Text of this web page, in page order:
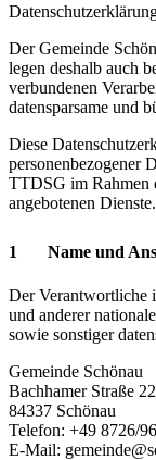
Der Gemeinde
legen deshalb auch
verbundenen
datensparsame und
Diese
personenbezogener
TTDSG im Rahmen
angebotenen Dienste.
1 Name und
Der Verantwortliche
und anderer
sowie sonstiger
Gemeinde Schönau
Bachhamer Straße 22
84337 Schönau
Telefon: +49 8726/
E-Mail: